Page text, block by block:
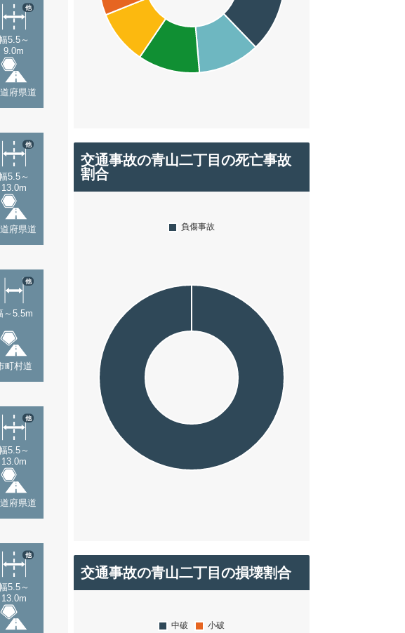
5.5～
9.0m
他
府県道
5.5～
13.0m
他
府県道
～5.5m
他
町村道
5.5～
13.0m
他
府県道
5.5～
13.0m
他
交通事故の青山二丁目の死亡事故
割合
交通事故の青山二丁目の損壊割合